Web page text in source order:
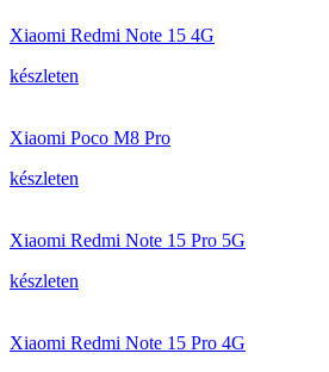
Xiaomi Redmi Note 15 4G
készleten
Xiaomi Poco M8 Pro
készleten
Xiaomi Redmi Note 15 Pro 5G
készleten
Xiaomi Redmi Note 15 Pro 4G